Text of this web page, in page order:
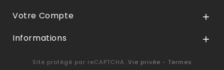
Votre Compte 
Informations 
Site protégé par reCAPTCHA. Vie privée - Termes